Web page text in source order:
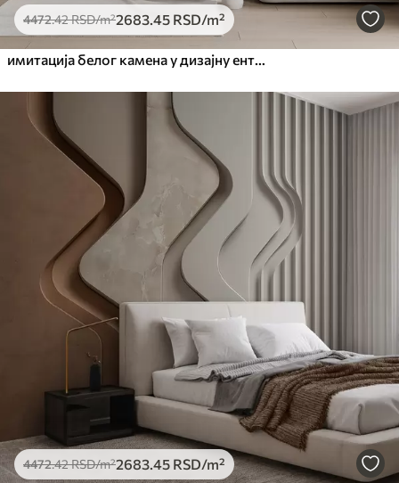
4472.42RSD/m²2683 .45 RSD/m²
4472.42RSD/m²2683 .45 RSD/m²